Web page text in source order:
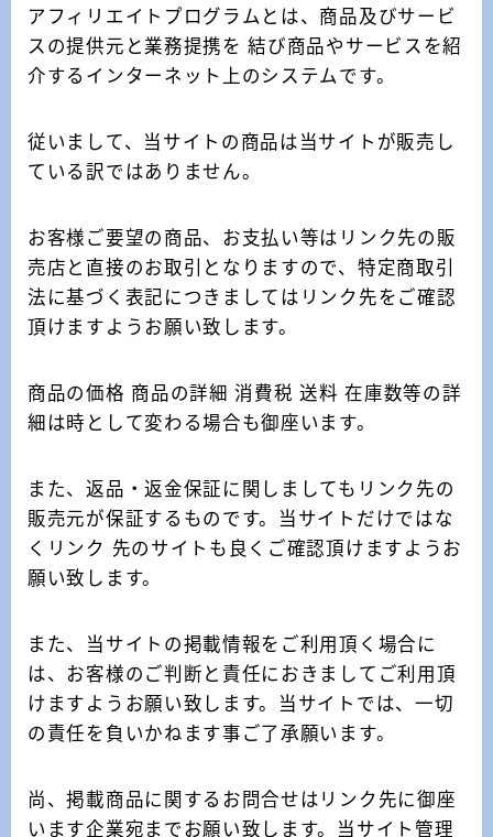
アフィリエイトプログラムとは、商品及びサービ
スの提供元と業務提携を 結び商品やサービスを紹
介するインターネット上のシステムです。
従いまして、当サイトの商品は当サイトが販売し
ている訳ではありません。
お客様ご要望の商品、お支払い等はリンク先の販
売店と直接のお取引となりますので、特定商取引
法に基づく表記につきましてはリンク先をご確認
頂けますようお願い致します。
商品の価格 商品の詳細 消費税 送料 在庫数等の詳
細は時として変わる場合も御座います。
また、返品・返金保証に関しましてもリンク先の
販売元が保証するものです。当サイトだけではな
くリンク 先のサイトも良くご確認頂けますようお
願い致します。
また、当サイトの掲載情報をご利用頂く場合に
は、お客様のご判断と責任におきましてご利用頂
けますようお願い致します。当サイトでは、一切
の責任を負いかねます事ご了承願います。
尚、掲載商品に関するお問合せはリンク先に御座
います企業宛までお願い致します。当サイト管理